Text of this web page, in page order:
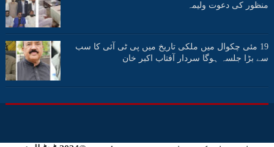
منظور کی دعوت ولیمہ
19 مئی چکوال میں ملکی تاریخ میں پی ٹی آئی کا سب
سے بڑا جلسہ ہوگا سردار آفتاب اکبر خان